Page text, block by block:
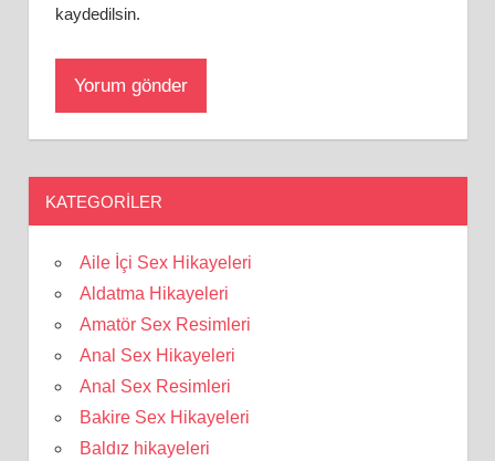
kaydedilsin.
KATEGORILER
Aile İçi Sex Hikayeleri
Aldatma Hikayeleri
Amatör Sex Resimleri
Anal Sex Hikayeleri
Anal Sex Resimleri
Bakire Sex Hikayeleri
Baldız hikayeleri